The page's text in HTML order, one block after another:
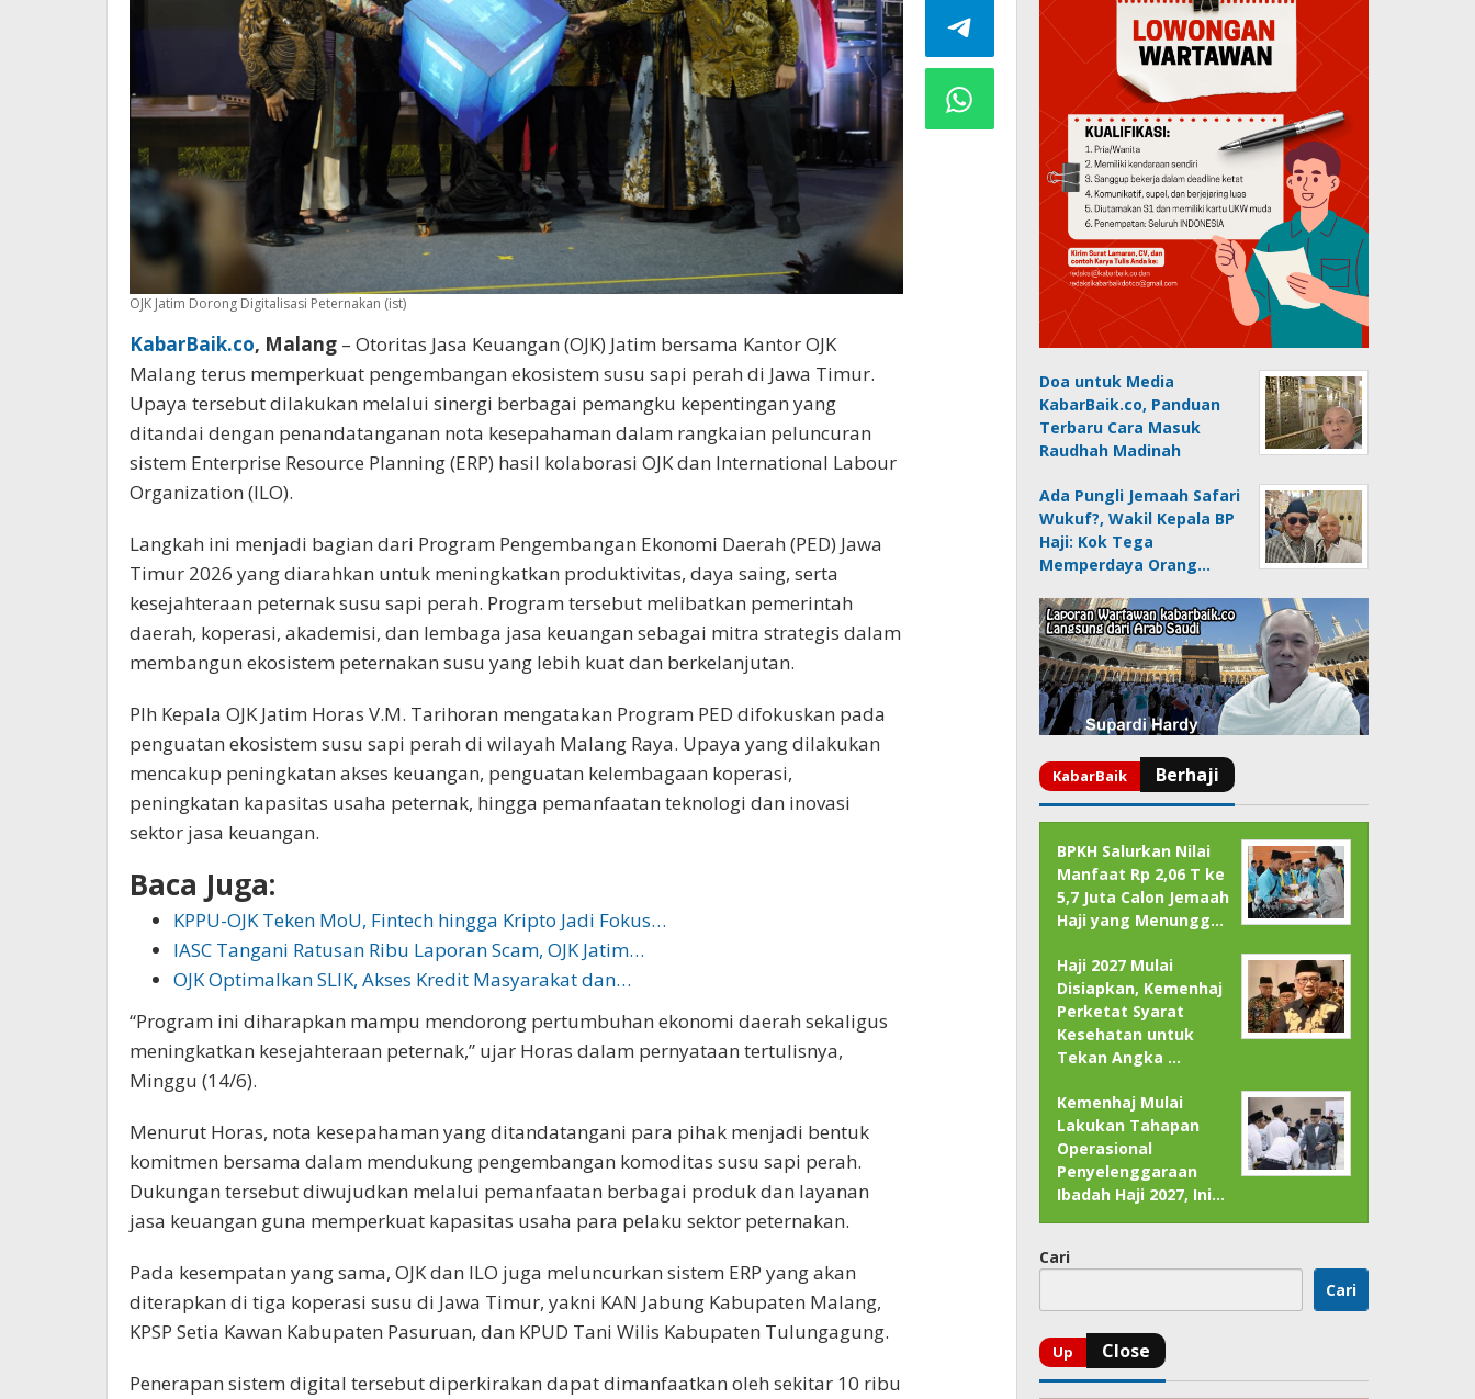
OJK Jatim Dorong Digitalisasi Peternakan (ist)
KabarBaik.co, Malang – Otoritas Jasa Keuangan (OJK) Jatim bersama Kantor OJK
Malang terus memperkuat pengembangan ekosistem susu sapi perah di Jawa Timur.
Upaya tersebut dilakukan melalui sinergi berbagai pemangku kepentingan yang
ditandai dengan penandatanganan nota kesepahaman dalam rangkaian peluncuran
sistem Enterprise Resource Planning (ERP) hasil kolaborasi OJK dan International Labour
Organization (ILO).
Langkah ini menjadi bagian dari Program Pengembangan Ekonomi Daerah (PED) Jawa
Timur 2026 yang diarahkan untuk meningkatkan produktivitas, daya saing, serta
kesejahteraan peternak susu sapi perah. Program tersebut melibatkan pemerintah
daerah, koperasi, akademisi, dan lembaga jasa keuangan sebagai mitra strategis dalam
membangun ekosistem peternakan susu yang lebih kuat dan berkelanjutan.
Plh Kepala OJK Jatim Horas V.M. Tarihoran mengatakan Program PED difokuskan pada
penguatan ekosistem susu sapi perah di wilayah Malang Raya. Upaya yang dilakukan
mencakup peningkatan akses keuangan, penguatan kelembagaan koperasi,
peningkatan kapasitas usaha peternak, hingga pemanfaatan teknologi dan inovasi
sektor jasa keuangan.
Baca Juga:
KPPU-OJK Teken MoU, Fintech hingga Kripto Jadi Fokus…
IASC Tangani Ratusan Ribu Laporan Scam, OJK Jatim…
OJK Optimalkan SLIK, Akses Kredit Masyarakat dan…
“Program ini diharapkan mampu mendorong pertumbuhan ekonomi daerah sekaligus
meningkatkan kesejahteraan peternak,” ujar Horas dalam pernyataan tertulisnya,
Minggu (14/6).
Menurut Horas, nota kesepahaman yang ditandatangani para pihak menjadi bentuk
komitmen bersama dalam mendukung pengembangan komoditas susu sapi perah.
Dukungan tersebut diwujudkan melalui pemanfaatan berbagai produk dan layanan
jasa keuangan guna memperkuat kapasitas usaha para pelaku sektor peternakan.
Pada kesempatan yang sama, OJK dan ILO juga meluncurkan sistem ERP yang akan
diterapkan di tiga koperasi susu di Jawa Timur, yakni KAN Jabung Kabupaten Malang,
KPSP Setia Kawan Kabupaten Pasuruan, dan KPUD Tani Wilis Kabupaten Tulungagung.
Penerapan sistem digital tersebut diperkirakan dapat dimanfaatkan oleh sekitar 10 ribu
Doa untuk Media
KabarBaik.co, Panduan
Terbaru Cara Masuk
Raudhah Madinah
Ada Pungli Jemaah Safari
Wukuf?, Wakil Kepala BP
Haji: Kok Tega
Memperdaya Orang…
BPKH Salurkan Nilai
Manfaat Rp 2,06 T ke
5,7 Juta Calon Jemaah
Haji yang Menungg…
Haji 2027 Mulai
Disiapkan, Kemenhaj
Perketat Syarat
Kesehatan untuk
Tekan Angka …
Kemenhaj Mulai
Lakukan Tahapan
Operasional
Penyelenggaraan
Ibadah Haji 2027, Ini…
Cari
Cari